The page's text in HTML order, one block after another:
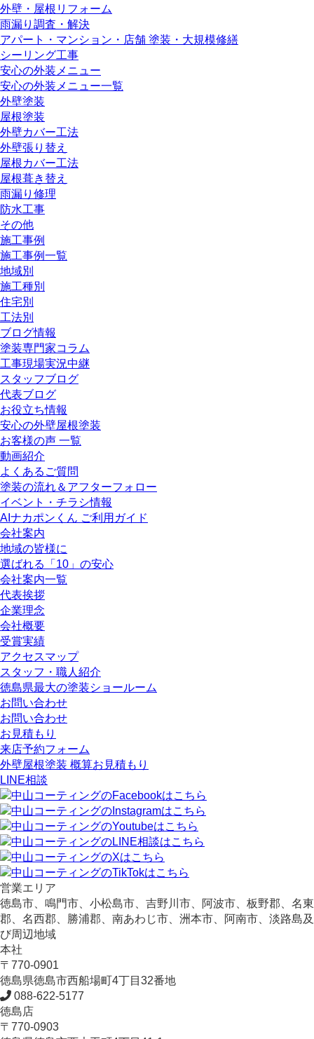
外壁・屋根リフォーム
雨漏り調査・解決
アパート・マンション・店舗 塗装・大規模修繕
シーリング工事
安心の外装メニュー
安心の外装メニュー一覧
外壁塗装
屋根塗装
外壁カバー工法
外壁張り替え
屋根カバー工法
屋根葺き替え
雨漏り修理
防水工事
その他
施工事例
施工事例一覧
地域別
施工種別
住宅別
工法別
ブログ情報
塗装専門家コラム
工事現場実況中継
スタッフブログ
代表ブログ
お役立ち情報
安心の外壁屋根塗装
お客様の声 一覧
動画紹介
よくあるご質問
塗装の流れ＆アフターフォロー
イベント・チラシ情報
AIナカポンくん ご利用ガイド
会社案内
地域の皆様に
選ばれる「10」の安心
会社案内一覧
代表挨拶
企業理念
会社概要
受賞実績
アクセスマップ
スタッフ・職人紹介
徳島県最大の塗装ショールーム
お問い合わせ
お問い合わせ
お見積もり
来店予約フォーム
外壁屋根塗装 概算お見積もり
LINE相談
営業エリア
徳島市、鳴門市、小松島市、吉野川市、阿波市、板野郡、名東
郡、名西郡、勝浦郡、南あわじ市、洲本市、阿南市、淡路島及
び周辺地域
本社
〒770-0901
徳島県徳島市西船場町4丁目32番地
088-622-5177
徳島店
〒770-0903